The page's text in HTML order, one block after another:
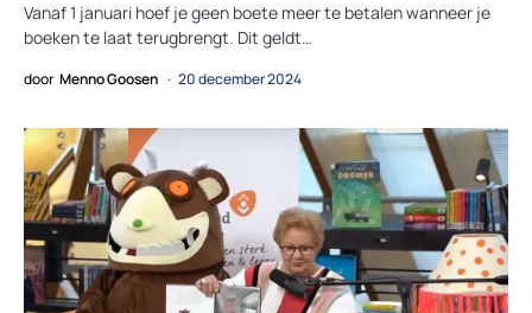
Vanaf 1 januari hoef je geen boete meer te betalen wanneer je
boeken te laat terugbrengt. Dit geldt…
door Menno Goosen 20 december 2024